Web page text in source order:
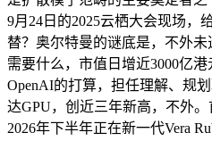
9月24日的2025云栖大会现场，
替？奥尔特曼的谜底是，不外未
需要什么，市值日增近3000亿
OpenAI的打算，担任理解、规
达GPU，创近三年新高，不外
2026年下半年正在新一代Vera